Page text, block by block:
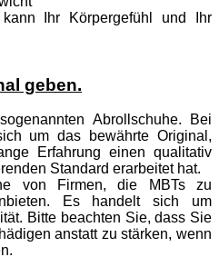
kann Ihr Körpergefühl und Ihr
geben.
Abrollschuhe. Bei
um das bewährte Original,
Erfahrung einen qualitativ
Standard erarbeitet hat.
von Firmen, die MBTs zu
Es handelt sich um
Bitte beachten Sie, dass Sie
anstatt zu stärken, wenn